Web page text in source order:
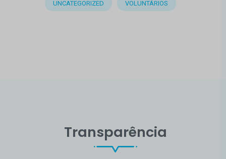
UNCATEGORIZED VOLUNTÁRIOS
Transparência